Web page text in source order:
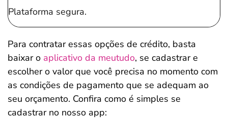
Plataforma segura.
Para contratar essas opções de crédito, basta
baixar o aplicativo da meutudo, se cadastrar e
escolher o valor que você precisa no momento com
as condições de pagamento que se adequam ao
seu orçamento. Confira como é simples se
cadastrar no nosso app: